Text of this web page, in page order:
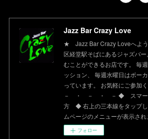
Jazz Bar Crazy Love
★ Jazz Bar Crazy Loveへよ
区経堂駅そばにあるジャズバ
むことができるお店です。 毎
ッション、 毎週水曜日はボー
っています。 お気軽にご参
－ ・ － ・ － ◆ スマート
方 ◆ 右上の三本線をタップし
ムページのメニューが表示され
フォロー